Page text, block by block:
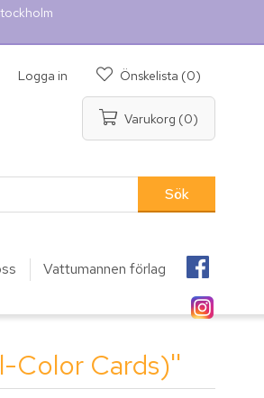
Logga in Önskelista (0)
Varukorg (0)
Vattumannen förlag
Color Cards)